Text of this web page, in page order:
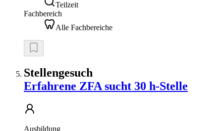
Teilzeit
Fachbereich
Alle Fachbereiche
Stellengesuch
Erfahrene ZFA sucht 30 h-Stelle
Ausbildung